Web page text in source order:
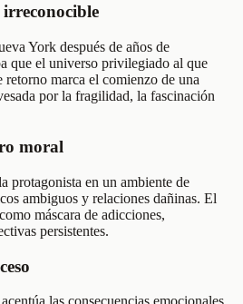
York después de años de
que el universo privilegiado al que
retorno marca el comienzo de una
por la fragilidad, la fascinación
moral
protagonista en un ambiente de
ambiguos y relaciones dañinas. El
máscara de adicciones,
persistentes.